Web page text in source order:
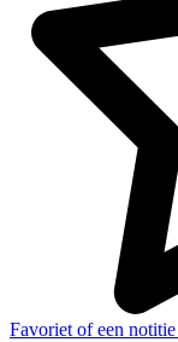
Favoriet of een